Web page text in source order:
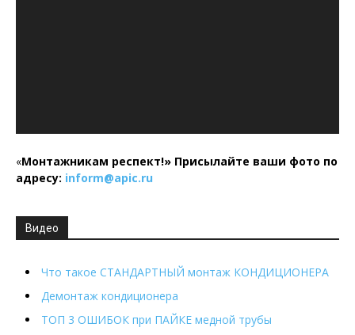
«Монтажникам респект!» Присылайте ваши фото по
адресу: inform@apic.ru
Видео
Что такое СТАНДАРТНЫЙ монтаж КОНДИЦИОНЕРА
Демонтаж кондиционера
ТОП 3 ОШИБОК при ПАЙКЕ медной трубы